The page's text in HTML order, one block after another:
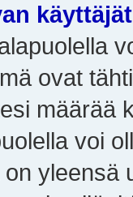
ovat
määrää
voi
yleensä